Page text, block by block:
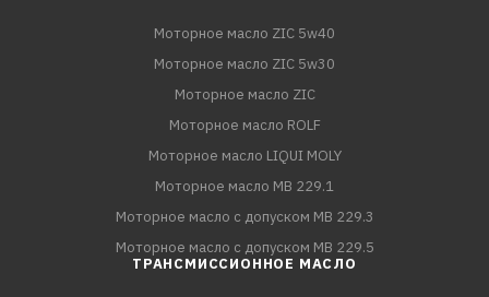
Моторное масло ZIC 5w40
Моторное масло ZIC 5w30
Моторное масло ZIC
Моторное масло ROLF
Моторное масло LIQUI MOLY
Моторное масло MB 229.1
Моторное масло с допуском MB 229.3
Моторное масло с допуском MB 229.5
ТРАНСМИССИОННОЕ МАСЛО